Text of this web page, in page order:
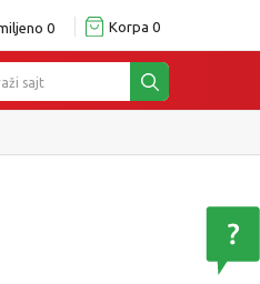
0 Korpa 0
sajt